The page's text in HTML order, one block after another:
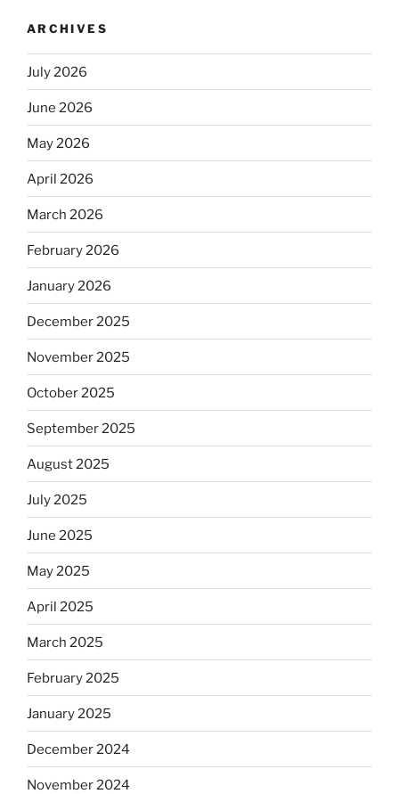
ARCHIVES
July 2026
June 2026
May 2026
April 2026
March 2026
February 2026
January 2026
December 2025
November 2025
October 2025
September 2025
August 2025
July 2025
June 2025
May 2025
April 2025
March 2025
February 2025
January 2025
December 2024
November 2024